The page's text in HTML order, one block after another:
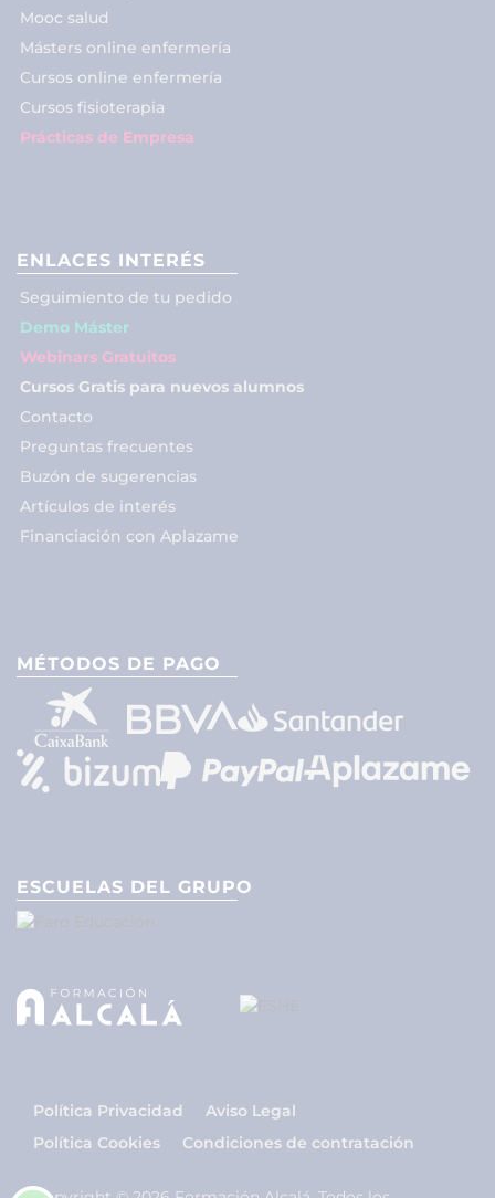
Mooc salud
Másters online enfermería
Cursos online enfermería
Cursos fisioterapia
Prácticas de Empresa
ENLACES INTERÉS
Seguimiento de tu pedido
Demo Máster
Webinars Gratuitos
Cursos Gratis para nuevos alumnos
Contacto
Preguntas frecuentes
Buzón de sugerencias
Artículos de interés
Financiación con Aplazame
MÉTODOS DE PAGO
ESCUELAS DEL GRUPO
Política Privacidad
Aviso Legal
Política Cookies
Condiciones de contratación